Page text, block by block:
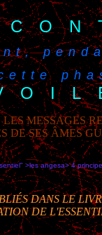
angesa> 4
DANS LE
DE
LES MESSAGES
DE SES ÂMES